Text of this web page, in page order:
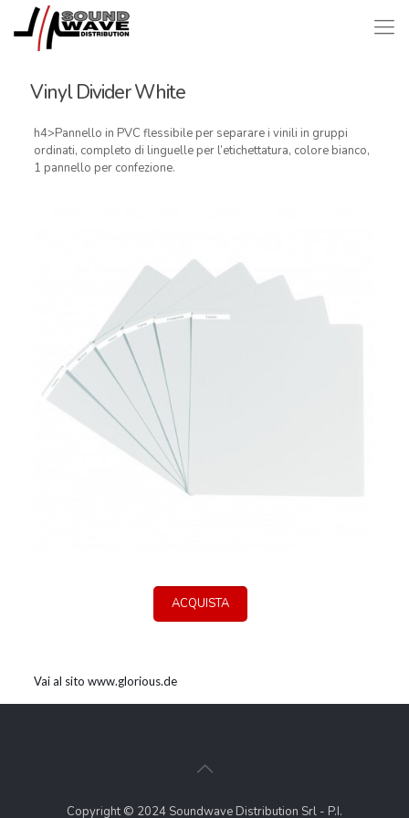
Vinyl Divider White
h4>Pannello in PVC flessibile per separare i vinili in gruppi
ordinati, completo di linguelle per l’etichettatura, colore bianco,
1 pannello per confezione.
ACQUISTA
Vai al sito www.glorious.de
Copyright © 2024 Soundwave Distribution Srl - P.I.